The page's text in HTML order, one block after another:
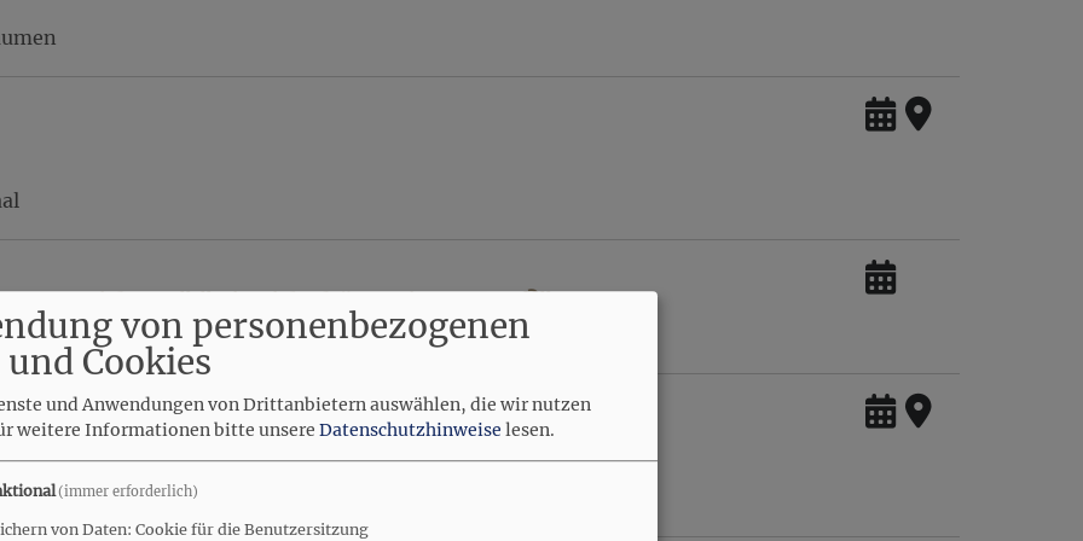
Beziehung" "Die Liebe höret nimmer auf?"
Str. 7, Drößling
von personenbezogenen
Cookies
und Anwendungen von Drittanbietern auswählen, die wir nutzen
weitere Informationen bitte unsere Datenschutzhinweise lesen.
(immer erforderlich)
von Daten: Cookie für die Benutzersitzung